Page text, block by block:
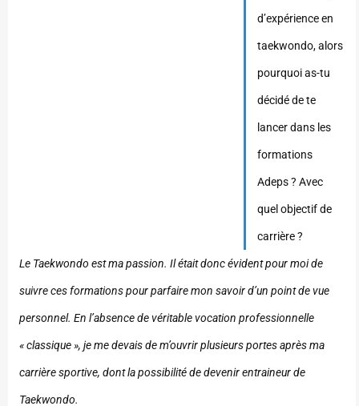
d’expérience en
taekwondo, alors
pourquoi as-tu
décidé de te
lancer dans les
formations
Adeps ? Avec
quel objectif de
carrière ?
Le Taekwondo est ma passion. Il était donc évident pour moi de
suivre ces formations pour parfaire mon savoir d’un point de vue
personnel. En l’absence de véritable vocation professionnelle
« classique », je me devais de m’ouvrir plusieurs portes après ma
carrière sportive, dont la possibilité de devenir entraineur de
Taekwondo.